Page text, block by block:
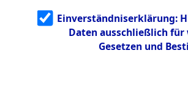
g
5.3.3
Todesmärsch
Einverständniserklärung:
Daten ausschließlich
Gesetzen und